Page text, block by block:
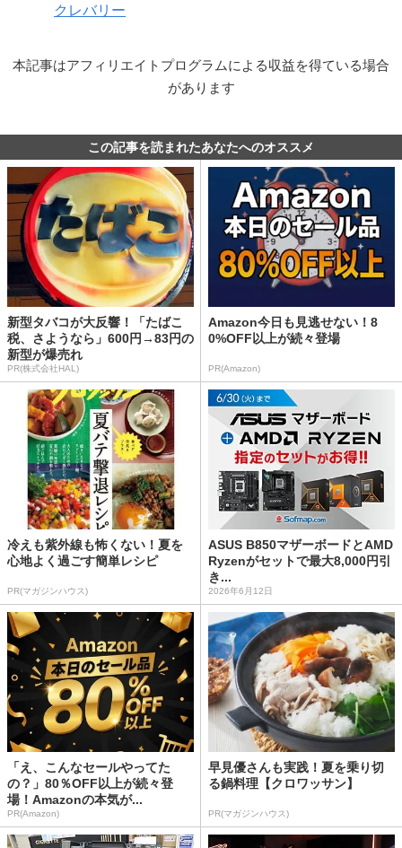
クレバリー
本記事はアフィリエイトプログラムによる収益を得ている場合
があります
この記事を読まれたあなたへのオススメ
新型タバコが大反響！「たばこ
税、さようなら」600円→83円の
新型が爆売れ
PR(株式会社HAL)
Amazon今日も見逃せない！8
0%OFF以上が続々登場
PR(Amazon)
冷えも紫外線も怖くない！夏を
心地よく過ごす簡単レシピ
PR(マガジンハウス)
ASUS B850マザーボードとAMD
Ryzenがセットで最大8,000円引
き...
2026年6月12日
「え、こんなセールやってた
の？」80％OFF以上が続々登
場！Amazonの本気が...
PR(Amazon)
早見優さんも実践！夏を乗り切
る鍋料理【クロワッサン】
PR(マガジンハウス)